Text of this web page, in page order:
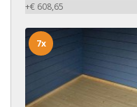
+€ 608,65
7x